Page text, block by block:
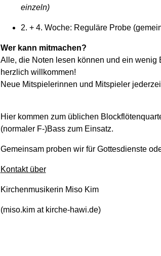
einzeln)
2. + 4. Woche: Reguläre Probe
Wer kann mitmachen?
Alle, die Noten lesen können und ein wenig
herzlich willkommen!
Neue Mitspielerinnen und Mitspieler
Hier kommen zum üblichen
(normaler F-)Bass zum Einsatz.
Gemeinsam proben wir für Gottesdienste
Kontakt über
Kirchenmusikerin Miso Kim
(miso.kim at kirche-hawi.de)